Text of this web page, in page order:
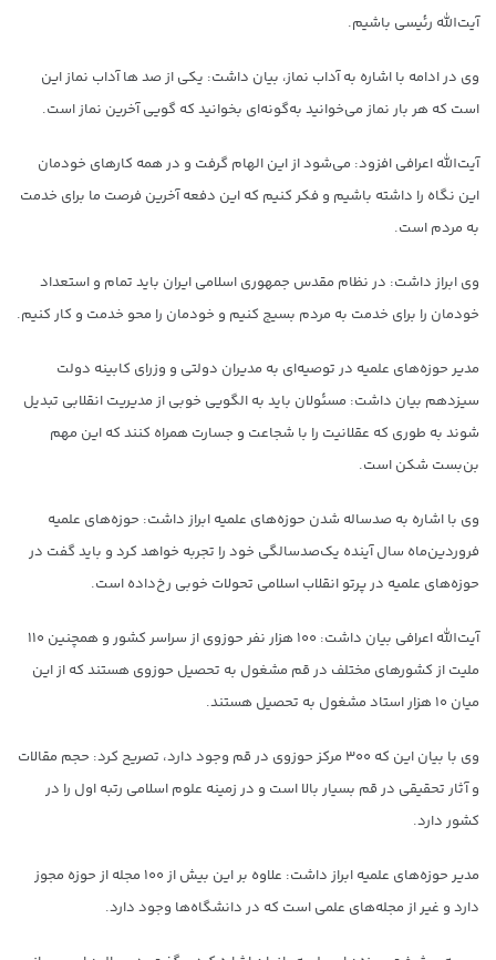
آیت‌الله رئیسی باشیم.
وی در ادامه با اشاره به آداب نماز، بیان داشت: یکی از صد ها آداب نماز این
است که هر بار نماز می‌خوانید به‌گونه‌ای بخوانید که گویی آخرین نماز است.
آیت‌الله اعرافی افزود: می‌شود از این الهام گرفت و در همه کارهای خودمان
این نگاه را داشته باشیم و فکر کنیم که این دفعه آخرین فرصت ما برای خدمت
به مردم است.
وی ابراز داشت: در نظام مقدس جمهوری اسلامی ایران باید تمام و استعداد
خودمان را برای خدمت به مردم بسیج کنیم و خودمان را محو خدمت و کار کنیم.
مدیر حوزه‌های علمیه در توصیه‌ای به مدیران دولتی و وزرای کابینه دولت
سیزدهم بیان داشت: مسئولان باید به الگویی خوبی از مدیریت انقلابی تبدیل
شوند به طوری که عقلانیت را با شجاعت و جسارت همراه کنند که این مهم
بن‌بست شکن است.
وی با اشاره به صدساله شدن حوزه‌های علمیه ابراز داشت: حوزه‌های علمیه
فروردین‌ماه سال آینده یک‌صدسالگی خود را تجربه خواهد کرد و باید گفت در
حوزه‌های علمیه در پرتو انقلاب اسلامی تحولات خوبی رخ‌داده است.
آیت‌الله اعرافی بیان داشت: ۱۰۰ هزار نفر حوزوی از سراسر کشور و همچنین ۱۱۰
ملیت از کشورهای مختلف در قم مشغول به تحصیل حوزوی هستند که از این
میان ۱۰ هزار استاد مشغول به تحصیل هستند.
وی با بیان این که ۳۰۰ مرکز حوزوی در قم وجود دارد، تصریح کرد: حجم مقالات
و آثار تحقیقی در قم بسیار بالا است و در زمینه علوم اسلامی رتبه اول را در
کشور دارد.
مدیر حوزه‌های علمیه ابراز داشت: علاوه بر این بیش از ۱۰۰ مجله از حوزه مجوز
دارد و غیر از مجله‌های علمی است که در دانشگاه‌ها وجود دارد.